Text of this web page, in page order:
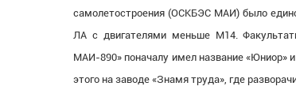
самолетостроения (ОСКБЭС МАИ) было
ЛА с двигателями меньше М14.
МАИ-890» поначалу имел название «Юниор»
этого на заводе «Знамя труда», где